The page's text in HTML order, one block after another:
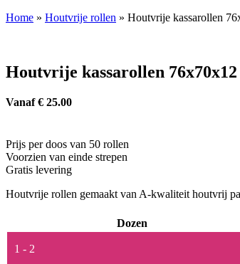
Home » Houtvrije rollen » Houtvrije kassarollen
Houtvrije kassarollen 76x70x12
Vanaf € 25.00
Prijs per doos van 50 rollen
Voorzien van einde strepen
Gratis levering
Houtvrije rollen gemaakt van A-kwaliteit houtvrij
Dozen
1 - 2